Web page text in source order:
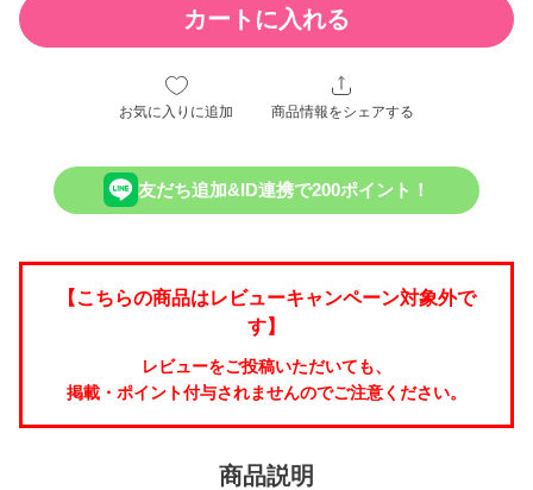
カートに入れる
お気に入りに追加 商品情報をシェアする
友だち追加&ID連携で200ポイント！
【こちらの商品はレビューキャンペーン対象外で
す】
レビューをご投稿いただいても、
掲載・ポイント付与されませんのでご注意ください。
商品説明